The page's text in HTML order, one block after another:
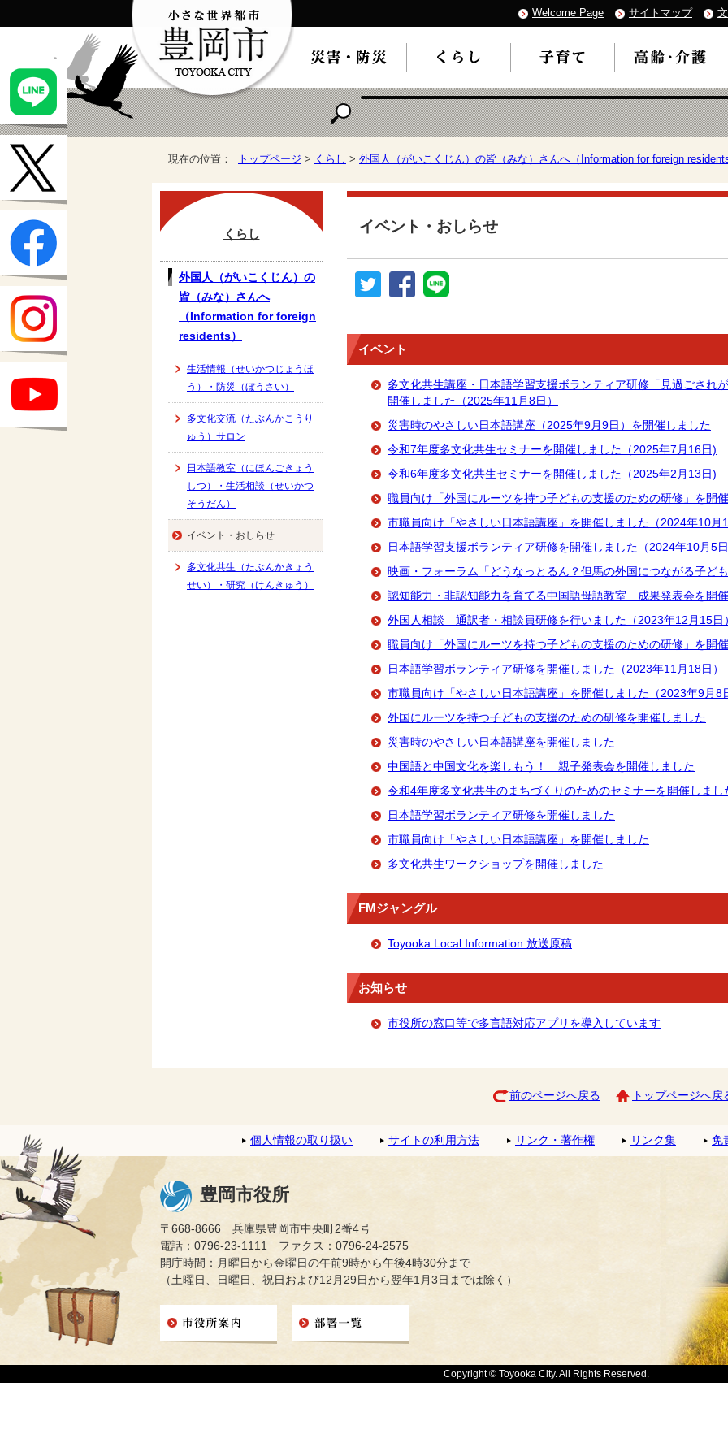
Welcome Page サイトマップ
現在の位置： トップページ > くらし > 外国人（がいこくじん）の皆（みな）さんへ（Information for foreign
イベント・おしらせ
イベント
多文化共生講座・日本語学習支援ボランティア研修「見過ごされ
開催しました（2025年11月8日）
災害時のやさしい日本語講座（2025年9月9日）を開催しました
令和7年度多文化共生セミナーを開催しました（2025年7月16日)
令和6年度多文化共生セミナーを開催しました（2025年2月13日)
職員向け「外国にルーツを持つ子どもの支援のための研修」を開
市職員向け「やさしい日本語講座」を開催しました（2024年10月
日本語学習支援ボランティア研修を開催しました（2024年10月5
映画・フォーラム「どうなっとるん？但馬の外国につながる子ど
認知能力・非認知能力を育てる中国語母語教室 成果発表会を開
外国人相談 通訳者・相談員研修を行いました（2023年12月15日
職員向け「外国にルーツを持つ子どもの支援のための研修」を開
日本語学習ボランティア研修を開催しました（2023年11月18日）
市職員向け「やさしい日本語講座」を開催しました（2023年9月8
外国にルーツを持つ子どもの支援のための研修を開催しました
災害時のやさしい日本語講座を開催しました
中国語と中国文化を楽しもう！ 親子発表会を開催しました
令和4年度多文化共生のまちづくりのためのセミナーを開催しまし
日本語学習ボランティア研修を開催しました
市職員向け「やさしい日本語講座」を開催しました
多文化共生ワークショップを開催しました
FMジャングル
Toyooka Local Information 放送原稿
お知らせ
市役所の窓口等で多言語対応アプリを導入しています
くらし
外国人（がいこくじん）の
皆（みな）さんへ
（Information for foreign
residents）
生活情報（せいかつじょうほ
う）・防災（ぼうさい）
多文化交流（たぶんかこうり
ゅう）サロン
日本語教室（にほんごきょう
しつ）・生活相談（せいかつ
そうだん）
イベント・おしらせ
多文化共生（たぶんかきょう
せい）・研究（けんきゅう）
前のページへ戻る トップページへ戻
個人情報の取り扱い サイトの利用方法 リンク・著作権 リンク集 免
豊岡市役所
〒668-8666 兵庫県豊岡市中央町2番4号
電話：0796-23-1111 ファクス：0796-24-2575
開庁時間：月曜日から金曜日の午前9時から午後4時30分まで
（土曜日、日曜日、祝日および12月29日から翌年1月3日までは除く）
Copyright © Toyooka City. All Rights Reserved.